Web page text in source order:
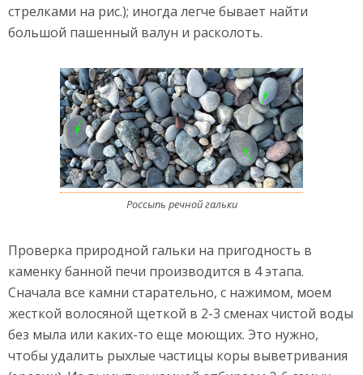
стрелками на рис.); иногда легче бывает найти
большой пашенный валун и расколоть.
Россыпь речной гальки
Проверка природной гальки на пригодность в
каменку банной печи производится в 4 этапа.
Сначала все камни старательно, с нажимом, моем
жесткой волосяной щеткой в 2-3 сменах чистой воды
без мыла или каких-то еще моющих. Это нужно,
чтобы удалить рыхлые частицы коры выветривания